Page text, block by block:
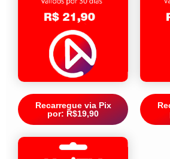
Recarregue via Pix
por: R$19,90